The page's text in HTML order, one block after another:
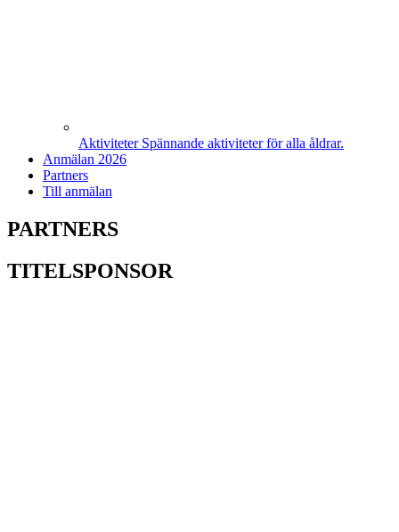
Aktiviteter Spännande aktiviteter för alla åldrar.
Anmälan 2026
Partners
Till anmälan
PARTNERS
TITELSPONSOR